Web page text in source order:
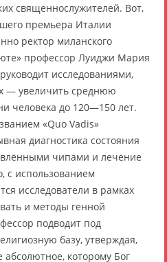
священнослужителей. Вот,
премьера Италии
ректор миланского
профессор Луиджи Мария
исследованиями,
— увеличить среднюю
человека до 120—150 лет.
«Quo Vadis»
диагностика состояния
чипами и лечение
с использованием
исследователи в рамках
и методы генной
подводит под
базу, утверждая,
которому Бог